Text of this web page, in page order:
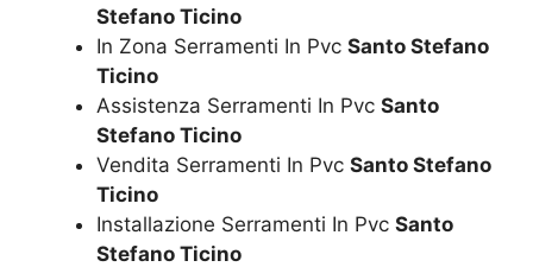
Stefano Ticino
In Zona Serramenti In Pvc Santo Stefano
Ticino
Assistenza Serramenti In Pvc Santo
Stefano Ticino
Vendita Serramenti In Pvc Santo Stefano
Ticino
Installazione Serramenti In Pvc Santo
Stefano Ticino